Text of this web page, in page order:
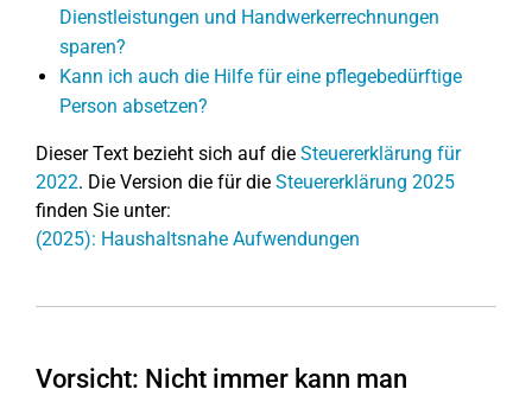
Dienstleistungen und Handwerkerrechnungen
sparen?
Kann ich auch die Hilfe für eine pflegebedürftige
Person absetzen?
Dieser Text bezieht sich auf die Steuererklärung für
2022. Die Version die für die Steuererklärung 2025
finden Sie unter:
(2025): Haushaltsnahe Aufwendungen
Vorsicht: Nicht immer kann man